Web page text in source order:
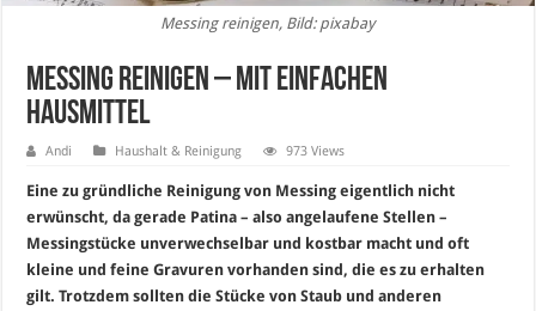
Messing reinigen, Bild: pixabay
Messing reinigen – mit einfachen
Hausmittel
Andi Haushalt & Reinigung 973 Views
Eine zu gründliche Reinigung von Messing eigentlich nicht
erwünscht, da gerade Patina – also angelaufene Stellen –
Messingstücke unverwechselbar und kostbar macht und oft
kleine und feine Gravuren vorhanden sind, die es zu erhalten
gilt. Trotzdem sollten die Stücke von Staub und anderen